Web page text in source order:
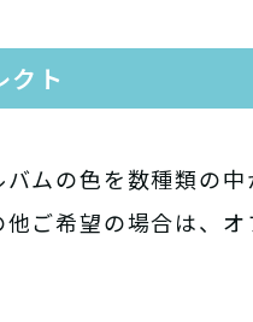
クト
バムの色を数種類の中
他ご希望の場合は、